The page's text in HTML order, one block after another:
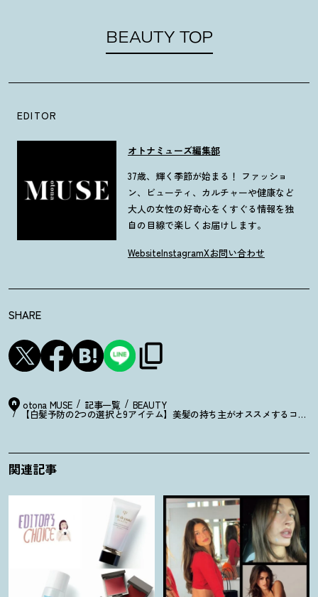
BEAUTY TOP
EDITOR
オトナミューズ編集部
37歳、輝く季節が始まる！ ファッショ
ン、ビューティ、カルチャーや健康など
大人の女性の好奇心をくすぐる情報を独
自の目線で楽しくお届けします。
WebsiteInstagramXお問い合わせ
SHARE
otona MUSE 記事一覧 BEAUTY
【白髪予防の2つの選択と9アイテム】美髪の持ち主がオススメするコン
関連記事